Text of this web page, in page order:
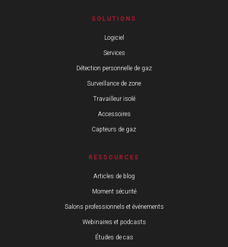
SOLUTIONS
Logiciel
Services
Détection personnelle de gaz
Surveillance de zone
Travailleur isolé
Accessoires
Capteurs de gaz
RESSOURCES
Articles de blog
Moment sécurité
Salons professionnels et événements
Webinaires et podcasts
Études de cas